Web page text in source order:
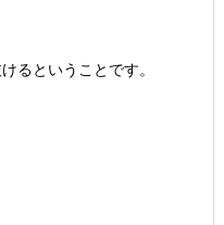
るということです。